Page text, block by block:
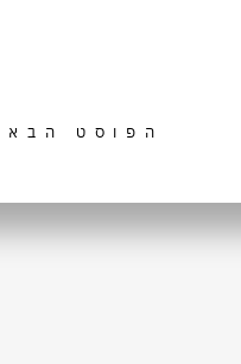
הפוסט הבא